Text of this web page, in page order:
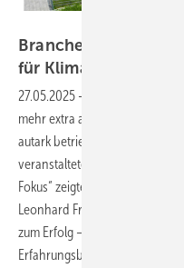
Branchentreff:
für Klimaneutralität
27.05.2025 -
mehr extra ausweisen, sind
autark betrieben wird. Die 85
veranstalteten Konferenz
Fokus“ zeigten sich hierüber
Leonhard Fromm im Auftrag
zum Erfolg – dies zog sich
Erfahrungsberichte – ist die